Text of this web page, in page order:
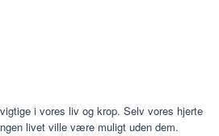
i vores liv og krop. Selv vores hjerte
livet ville være muligt uden dem.